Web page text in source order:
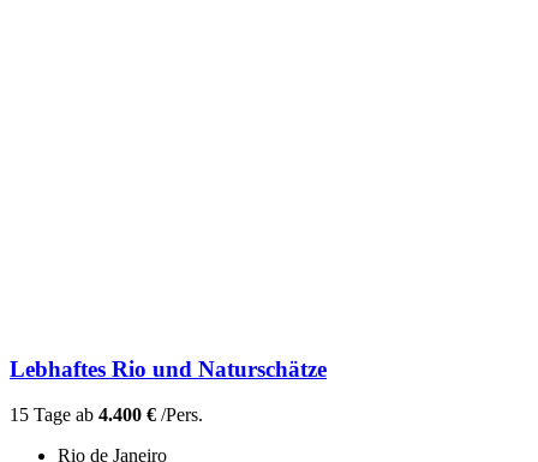
Lebhaftes Rio und Naturschätze
15 Tage ab 4.400 € /Pers.
Rio de Janeiro